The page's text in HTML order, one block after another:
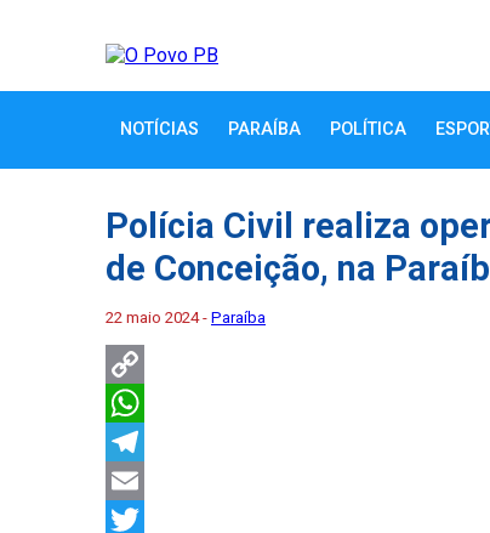
NOTÍCIAS PARAÍBA POLÍTICA
Polícia Civil realiza
de Conceição, na
22 maio 2024 - Paraíba
Copy
Link
WhatsApp
Telegram
Email